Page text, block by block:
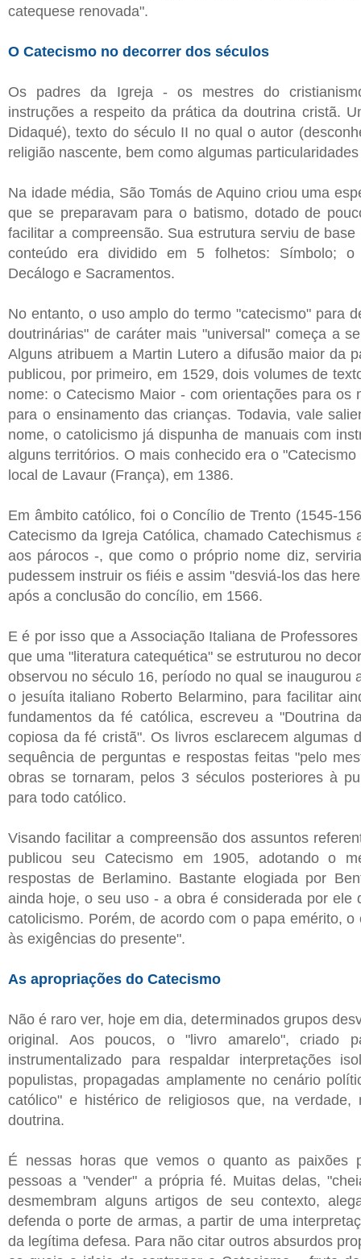
catequese renovada".
O Catecismo no decorrer dos séculos
Os padres da Igreja - os mestres do
instruções a respeito da prática da doutrina cristã.
Didaqué), texto do século II no qual o autor
religião nascente, bem como algumas
Na idade média, São Tomás de Aquino criou uma
que se preparavam para o batismo, dotado de
facilitar a compreensão. Sua estrutura serviu de
conteúdo era dividido em 5 folhetos: Símbolo; o
Decálogo e Sacramentos.
No entanto, o uso amplo do termo "catecismo" para
doutrinárias" de caráter mais "universal" começa a
Alguns atribuem a Martin Lutero a difusão maior da
publicou, por primeiro, em 1529, dois volumes de
nome: o Catecismo Maior - com orientações para os
para o ensinamento das crianças. Todavia, vale
nome, o catolicismo já dispunha de manuais com
alguns territórios. O mais conhecido era o
local de Lavaur (França), em 1386.
Em âmbito católico, foi o Concílio de Trento (1545-
Catecismo da Igreja Católica, chamado Catechismus
aos párocos -, que como o próprio nome diz,
pudessem instruir os fiéis e assim "desviá-los das
após a conclusão do concílio, em 1566.
E é por isso que a Associação Italiana de
que uma "literatura catequética" se estruturou no
observou no século 16, período no qual se inaugurou
o jesuíta italiano Roberto Belarmino, para facilitar
fundamentos da fé católica, escreveu a "Doutrina
copiosa da fé cristã". Os livros esclarecem algumas
sequência de perguntas e respostas feitas "pelo
obras se tornaram, pelos 3 séculos posteriores à
para todo católico.
Visando facilitar a compreensão dos assuntos
publicou seu Catecismo em 1905, adotando o
respostas de Berlamino. Bastante elogiada por
ainda hoje, o seu uso - a obra é considerada por ele
catolicismo. Porém, de acordo com o papa emérito,
às exigências do presente".
As apropriações do Catecismo
Não é raro ver, hoje em dia, determinados grupos
original. Aos poucos, o "livro amarelo", criado
instrumentalizado para respaldar interpretações
populistas, propagadas amplamente no cenário
católico" e histérico de religiosos que, na verdade,
doutrina.
É nessas horas que vemos o quanto as paixões
pessoas a "vender" a própria fé. Muitas delas,
desmembram alguns artigos de seu contexto,
defenda o porte de armas, a partir de uma
da legítima defesa. Para não citar outros absurdos